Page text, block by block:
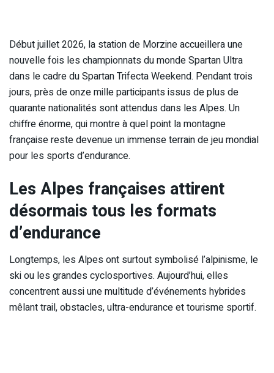
Début juillet 2026, la station de Morzine accueillera une
nouvelle fois les championnats du monde Spartan Ultra
dans le cadre du Spartan Trifecta Weekend. Pendant trois
jours, près de onze mille participants issus de plus de
quarante nationalités sont attendus dans les Alpes. Un
chiffre énorme, qui montre à quel point la montagne
française reste devenue un immense terrain de jeu mondial
pour les sports d’endurance.
Les Alpes françaises attirent
désormais tous les formats
d’endurance
Longtemps, les Alpes ont surtout symbolisé l’alpinisme, le
ski ou les grandes cyclosportives. Aujourd’hui, elles
concentrent aussi une multitude d’événements hybrides
mêlant trail, obstacles, ultra-endurance et tourisme sportif.